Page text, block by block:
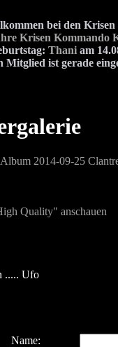
bei den
Krisen Kommando
Thani am
Mitglied ist gerade
Album 2014-09-25
Quality" anschauen
..... Ufo
Name: